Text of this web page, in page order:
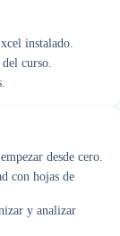
instalado.
curso.
desde cero.
con hojas de
y analizar